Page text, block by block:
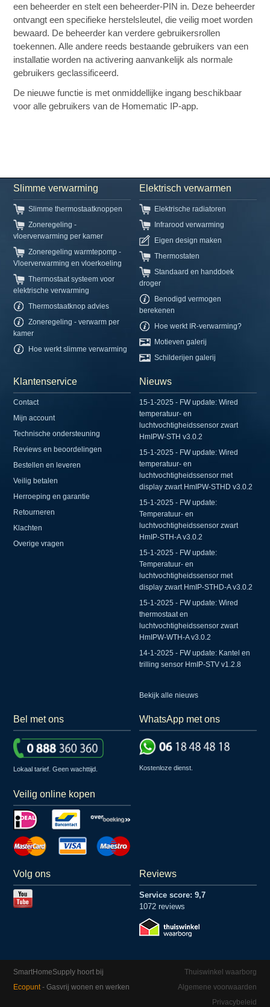
een beheerder en stelt een beheerder-PIN in. Deze beheerder
ontvangt een specifieke herstelsleutel, die veilig moet worden
bewaard. De beheerder kan verdere gebruikersrollen
toekennen. Alle andere reeds bestaande gebruikers van een
installatie worden na activering aanvankelijk als normale
gebruikers geclassificeerd.
De nieuwe functie is met onmiddellijke ingang beschikbaar
voor alle gebruikers van de Homematic IP-app.
Slimme verwarming
Slimme thermostaatknoppen
Zoneregeling -
vloerverwarming per kamer
Zoneregeling warmtepomp -
Vloerverwarming en vloerkoeling
Thermostaat systeem voor
elektrische verwarming
Thermostaatknop advies
Zoneregeling - verwarm per
kamer
Hoe werkt slimme verwarming
Elektrisch verwarmen
Elektrische radiatoren
Infrarood verwarming
Eigen design maken
Thermostaten
Standaard en handdoek
droger
Benodigd vermogen
berekenen
Hoe werkt IR-verwarming?
Motieven galerij
Schilderijen galerij
Klantenservice
Contact
Mijn account
Technische ondersteuning
Reviews en beoordelingen
Bestellen en leveren
Veilig betalen
Herroeping en garantie
Retourneren
Klachten
Overige vragen
Nieuws
15-1-2025 - FW update: Wired
temperatuur- en
luchtvochtigheidssensor zwart
HmIPW-STH v3.0.2
15-1-2025 - FW update: Wired
temperatuur- en
luchtvochtigheidssensor met
display zwart HmIPW-STHD v3.0.2
15-1-2025 - FW update:
Temperatuur- en
luchtvochtigheidssensor zwart
HmIP-STH-A v3.0.2
15-1-2025 - FW update:
Temperatuur- en
luchtvochtigheidssensor met
display zwart HmIP-STHD-A v3.0.2
15-1-2025 - FW update: Wired
thermostaat en
luchtvochtigheidssensor zwart
HmIPW-WTH-A v3.0.2
14-1-2025 - FW update: Kantel en
trilling sensor HmIP-STV v1.2.8
Bekijk alle nieuws
Bel met ons
Lokaal tarief. Geen wachttijd.
WhatsApp met ons
Kostenloze dienst.
Veilig online kopen
Volg ons Reviews
Service score: 9,7
1072 reviews
SmartHomeSupply hoort bij
Ecopunt- Gasvrij wonen en werken
Thuiswinkel waarborg
Algemene voorwaarden
Privacybeleid